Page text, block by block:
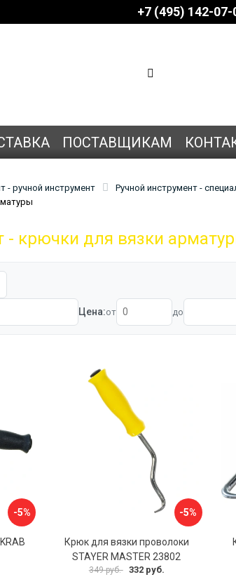
+7 (495) 142-07-
ПОСТАВЩИКАМ
- ручной инструмент
Ручной инструмент -
крючки для вязки
Цена:от до
-5% -5%
Крюк для вязки проволоки
STAYER MASTER 23802
349 руб. 332 руб.